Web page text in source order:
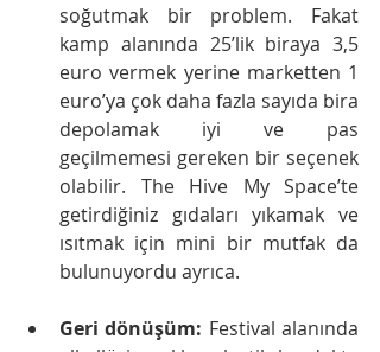
soğutmak bir problem. Fakat
kamp alanında 25’lik biraya 3,5
euro vermek yerine marketten 1
euro’ya çok daha fazla sayıda bira
depolamak iyi ve pas
geçilmemesi gereken bir seçenek
olabilir. The Hive My Space’te
getirdiğiniz gıdaları yıkamak ve
ısıtmak için mini bir mutfak da
bulunuyordu ayrıca.
Geri dönüşüm: Festival alanında